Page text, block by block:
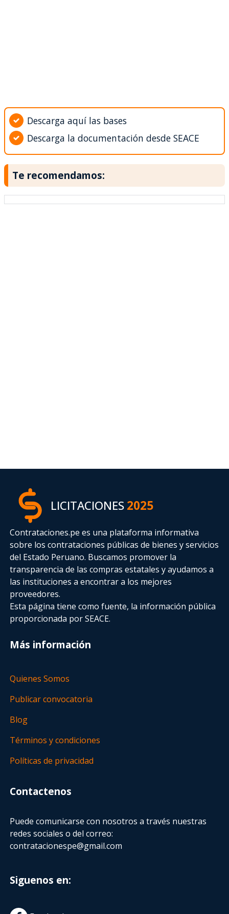
Descarga aquí las bases
Descarga la documentación desde SEACE
Te recomendamos:
LICITACIONES2025
Contrataciones.pe es una plataforma informativa
sobre los contrataciones públicas de bienes y servicios
del Estado Peruano. Buscamos promover la
transparencia de las compras estatalesy ayudamos a
las instituciones a encontrar a los mejores
proveedores.
Esta página tiene como fuente, la información pública
proporcionada por SEACE.
Más información
Quienes Somos
Publicar convocatoria
Blog
Términos y condiciones
Políticas de privacidad
Contactenos
Puede comunicarse con nosotros a través nuestras
redes sociales o del correo:
contratacionespe@gmail.com
Siguenos en: